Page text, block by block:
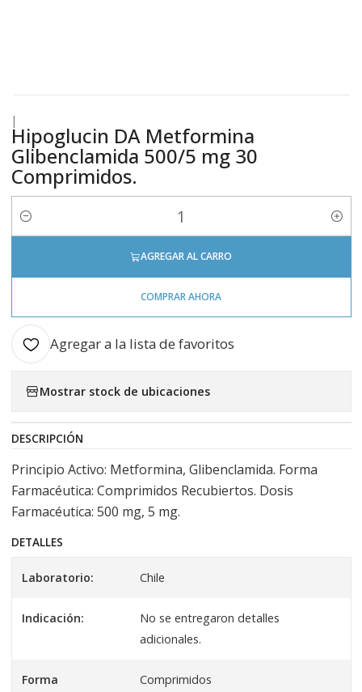
|
Hipoglucin DA Metformina
Glibenclamida 500/5 mg 30
Comprimidos.
Cantidad
AGREGAR AL CARRO
COMPRAR AHORA
Agregar a la lista de favoritos
Mostrar stock de ubicaciones
DESCRIPCIÓN
Principio Activo: Metformina, Glibenclamida. Forma
Farmacéutica: Comprimidos Recubiertos. Dosis
Farmacéutica: 500 mg, 5 mg.
DETALLES
Laboratorio: Chile
Indicación:
No se entregaron detalles
adicionales.
Forma
Comprimidos